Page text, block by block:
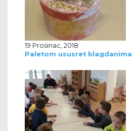
19 Prosinac, 2018
Paletom ususret blagdanima